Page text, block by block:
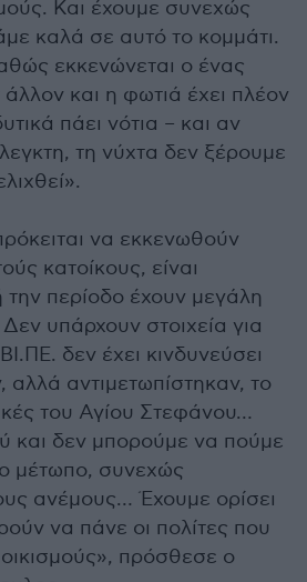
Και έχουμε συνεχώς
καλά σε αυτό το κομμάτι.
εκκενώνεται ο ένας
άλλον και η φωτιά έχει πλέον
πάει νότια – και αν
τη νύχτα δεν ξέρουμε
να εκκενωθούν
κατοίκους, είναι
την περίοδο έχουν μεγάλη
υπάρχουν στοιχεία για
δεν έχει κινδυνεύσει
αλλά αντιμετωπίστηκαν, το
του Αγίου Στεφάνου…
και δεν μπορούμε να πούμε
μέτωπο, συνεχώς
ανέμους… Έχουμε ορίσει
να πάνε οι πολίτες που
πρόσθεσε ο